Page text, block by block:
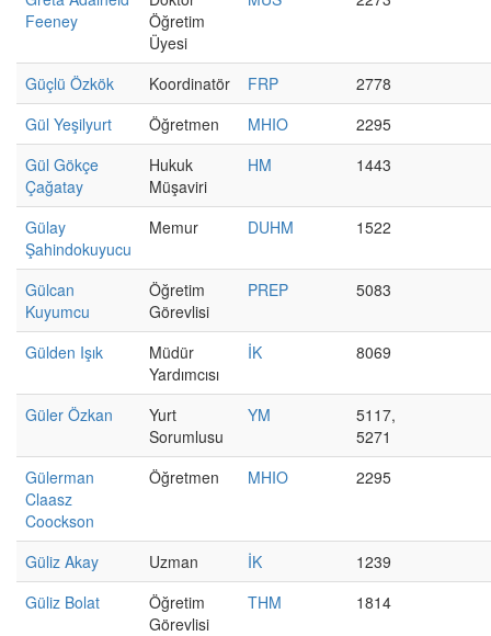
Feeney
Öğretim
Üyesi
Güçlü Özkök Koordinatör FRP
2778
Gül Yeşilyurt
Öğretmen MHIO
2295
Gül Gökçe
Çağatay
Hukuk
Müşaviri
HM 1443
Gülay
Şahindokuyucu
Memur DUHM 1522
Gülcan
Kuyumcu
Öğretim
Görevlisi
PREP 5083
Gülden Işık
Müdür
Yardımcısı
İK 8069
Güler Özkan
Yurt
Sorumlusu
YM
5117,
5271
Gülerman
Claasz
Coockson
Öğretmen MHIO 2295
Güliz Akay Uzman İK
1239
Güliz Bolat
Öğretim
Görevlisi
THM 1814